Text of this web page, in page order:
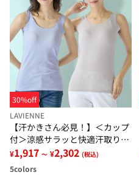
30%off
LAVIENNE
【汗かきさん必見！】＜カップ
付＞涼感サラッと快適汗取りタ
ンクトップインナー＜さらりラ
ボ＞
¥1,917 ～ ¥2,302 (税込)
5colors